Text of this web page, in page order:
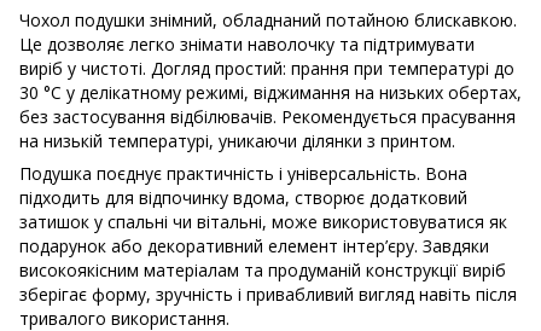
Чохол подушки знімний, обладнаний потайною блискавкою.
Це дозволяє легко знімати наволочку та підтримувати
виріб у чистоті. Догляд простий: прання при температурі до
30 °C у делікатному режимі, віджимання на низьких обертах,
без застосування відбілювачів. Рекомендується прасування
на низькій температурі, уникаючи ділянки з принтом.
Подушка поєднує практичність і універсальність. Вона
підходить для відпочинку вдома, створює додатковий
затишок у спальні чи вітальні, може використовуватися як
подарунок або декоративний елемент інтер’єру. Завдяки
високоякісним матеріалам та продуманій конструкції виріб
зберігає форму, зручність і привабливий вигляд навіть після
тривалого використання.